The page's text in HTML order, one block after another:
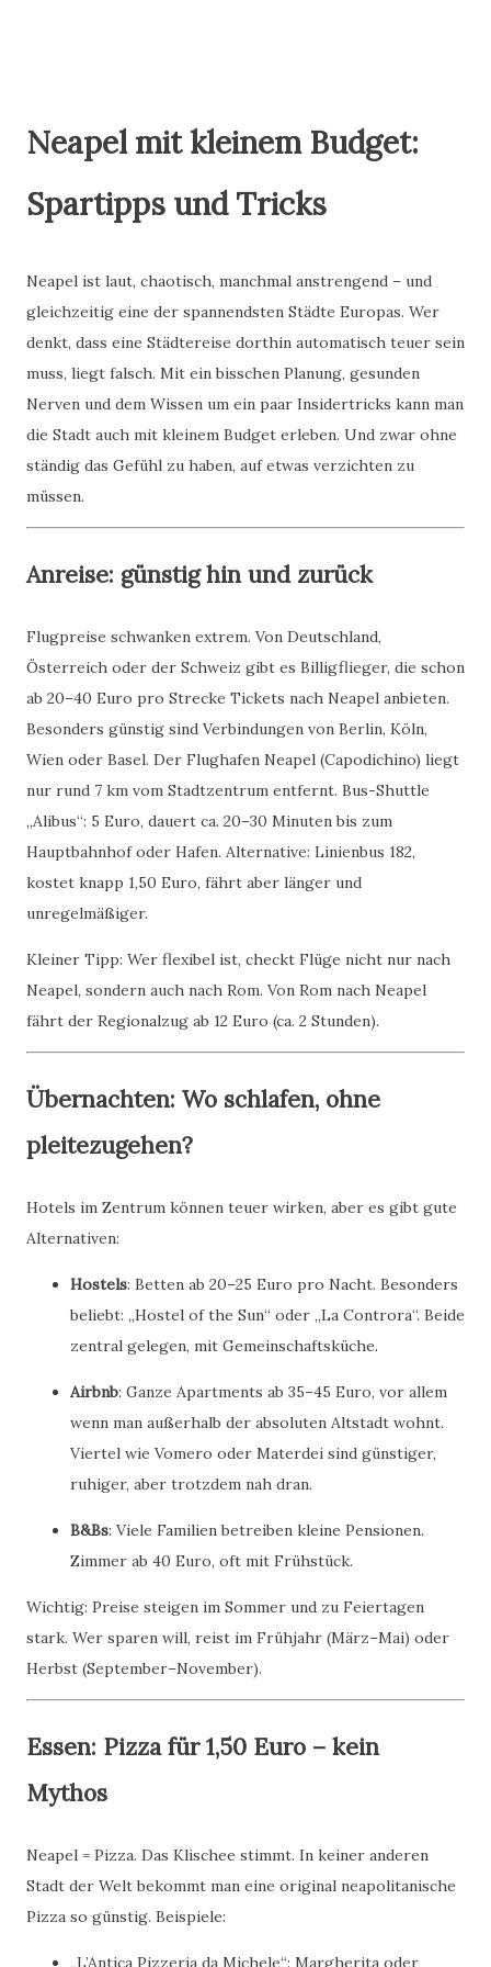
Neapel mit kleinem Budget:
Spartipps und Tricks
Neapel ist laut, chaotisch, manchmal anstrengend – und
gleichzeitig eine der spannendsten Städte Europas. Wer
denkt, dass eine Städtereise dorthin automatisch teuer sein
muss, liegt falsch. Mit ein bisschen Planung, gesunden
Nerven und dem Wissen um ein paar Insidertricks kann man
die Stadt auch mit kleinem Budget erleben. Und zwar ohne
ständig das Gefühl zu haben, auf etwas verzichten zu
müssen.
Anreise: günstig hin und zurück
Flugpreise schwanken extrem. Von Deutschland,
Österreich oder der Schweiz gibt es Billigflieger, die schon
ab 20–40 Euro pro Strecke Tickets nach Neapel anbieten.
Besonders günstig sind Verbindungen von Berlin, Köln,
Wien oder Basel. Der Flughafen Neapel (Capodichino) liegt
nur rund 7 km vom Stadtzentrum entfernt. Bus-Shuttle
„Alibus“: 5 Euro, dauert ca. 20–30 Minuten bis zum
Hauptbahnhof oder Hafen. Alternative: Linienbus 182,
kostet knapp 1,50 Euro, fährt aber länger und
unregelmäßiger.
Kleiner Tipp: Wer flexibel ist, checkt Flüge nicht nur nach
Neapel, sondern auch nach Rom. Von Rom nach Neapel
fährt der Regionalzug ab 12 Euro (ca. 2 Stunden).
Übernachten: Wo schlafen, ohne
pleitezugehen?
Hotels im Zentrum können teuer wirken, aber es gibt gute
Alternativen:
Hostels: Betten ab 20–25 Euro pro Nacht. Besonders
beliebt: „Hostel of the Sun“ oder „La Controra“. Beide
zentral gelegen, mit Gemeinschaftsküche.
Airbnb: Ganze Apartments ab 35–45 Euro, vor allem
wenn man außerhalb der absoluten Altstadt wohnt.
Viertel wie Vomero oder Materdei sind günstiger,
ruhiger, aber trotzdem nah dran.
B&Bs: Viele Familien betreiben kleine Pensionen.
Zimmer ab 40 Euro, oft mit Frühstück.
Wichtig: Preise steigen im Sommer und zu Feiertagen
stark. Wer sparen will, reist im Frühjahr (März–Mai) oder
Herbst (September–November).
Essen: Pizza für 1,50 Euro – kein
Mythos
Neapel = Pizza. Das Klischee stimmt. In keiner anderen
Stadt der Welt bekommt man eine original neapolitanische
Pizza so günstig. Beispiele:
„L’Antica Pizzeria da Michele“: Margherita oder